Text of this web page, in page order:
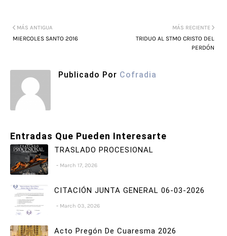
MÁS RECIENTE
TRIDUO AL STMO CRISTO DEL
PERDÓN
MÁS ANTIGUA
MIERCOLES SANTO 2016
Publicado Por Cofradia
Entradas Que Pueden Interesarte
TRASLADO PROCESIONAL
March 17, 2026
CITACIÓN JUNTA GENERAL 06-03-2026
March 03, 2026
Acto Pregón De Cuaresma 2026